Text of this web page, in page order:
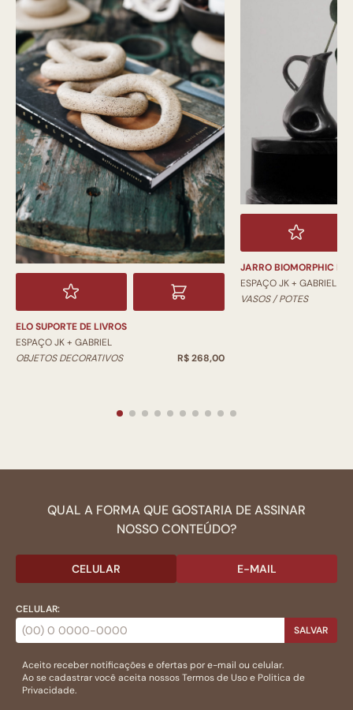
ELO SUPORTE DE LIVROS
ESPAÇO JK + GABRIEL
OBJETOS DECORATIVOS
R$ 268,00
JARRO BIOMORPHIC
ESPAÇO JK + GABRIEL
VASOS / POTES
QUAL A FORMA QUE GOSTARIA DE ASSINAR
NOSSO CONTEÚDO?
CELULAR E-MAIL
CELULAR:
SALVAR
Aceito receber notificações e ofertas por e-mail ou celular.
Ao se cadastrar você aceita nossosTermos de Usoe Politica de
Privacidade.